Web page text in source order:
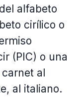
alfabeto
cirílico o
(PIC) o una
al
al italiano.